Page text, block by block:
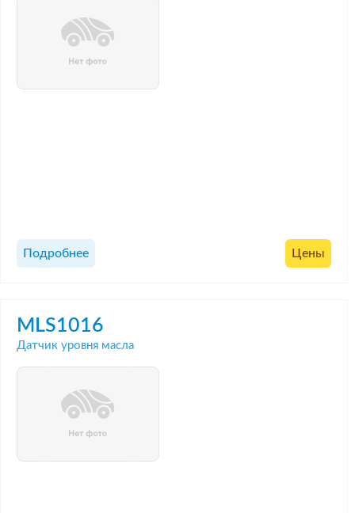
Подробнее Цены
MLS1016
Датчик уровня масла